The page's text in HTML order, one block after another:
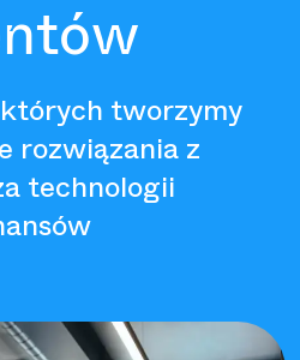
tworzymy
rozwiązania z
technologii